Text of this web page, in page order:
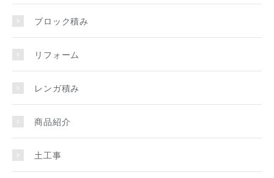
ブロック積み
リフォーム
レンガ積み
商品紹介
土工事